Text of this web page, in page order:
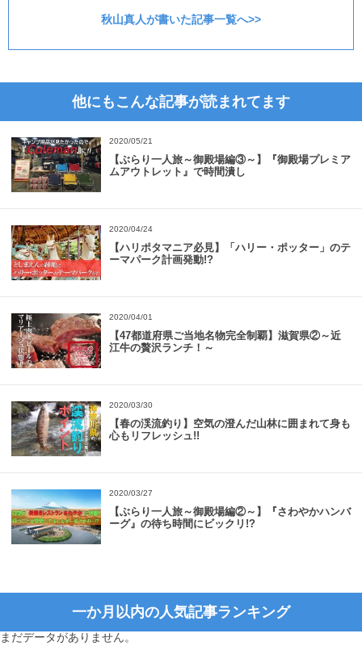
秋山真人が書いた記事一覧へ>>
他にもこんな記事が読まれてます
2020/05/21
【ぶらり一人旅～御殿場編③～】『御殿場プレミア
ムアウトレット』で時間潰し
2020/04/24
【ハリポタマニア必見】「ハリー・ポッター」のテ
ーマパーク計画発動!?
2020/04/01
【47都道府県ご当地名物完全制覇】滋賀県②～近
江牛の贅沢ランチ！～
2020/03/30
【春の渓流釣り】空気の澄んだ山林に囲まれて身も
心もリフレッシュ!!
2020/03/27
【ぶらり一人旅～御殿場編②～】『さわやかハンバ
ーグ』の待ち時間にビックリ!?
一か月以内の人気記事ランキング
まだデータがありません。